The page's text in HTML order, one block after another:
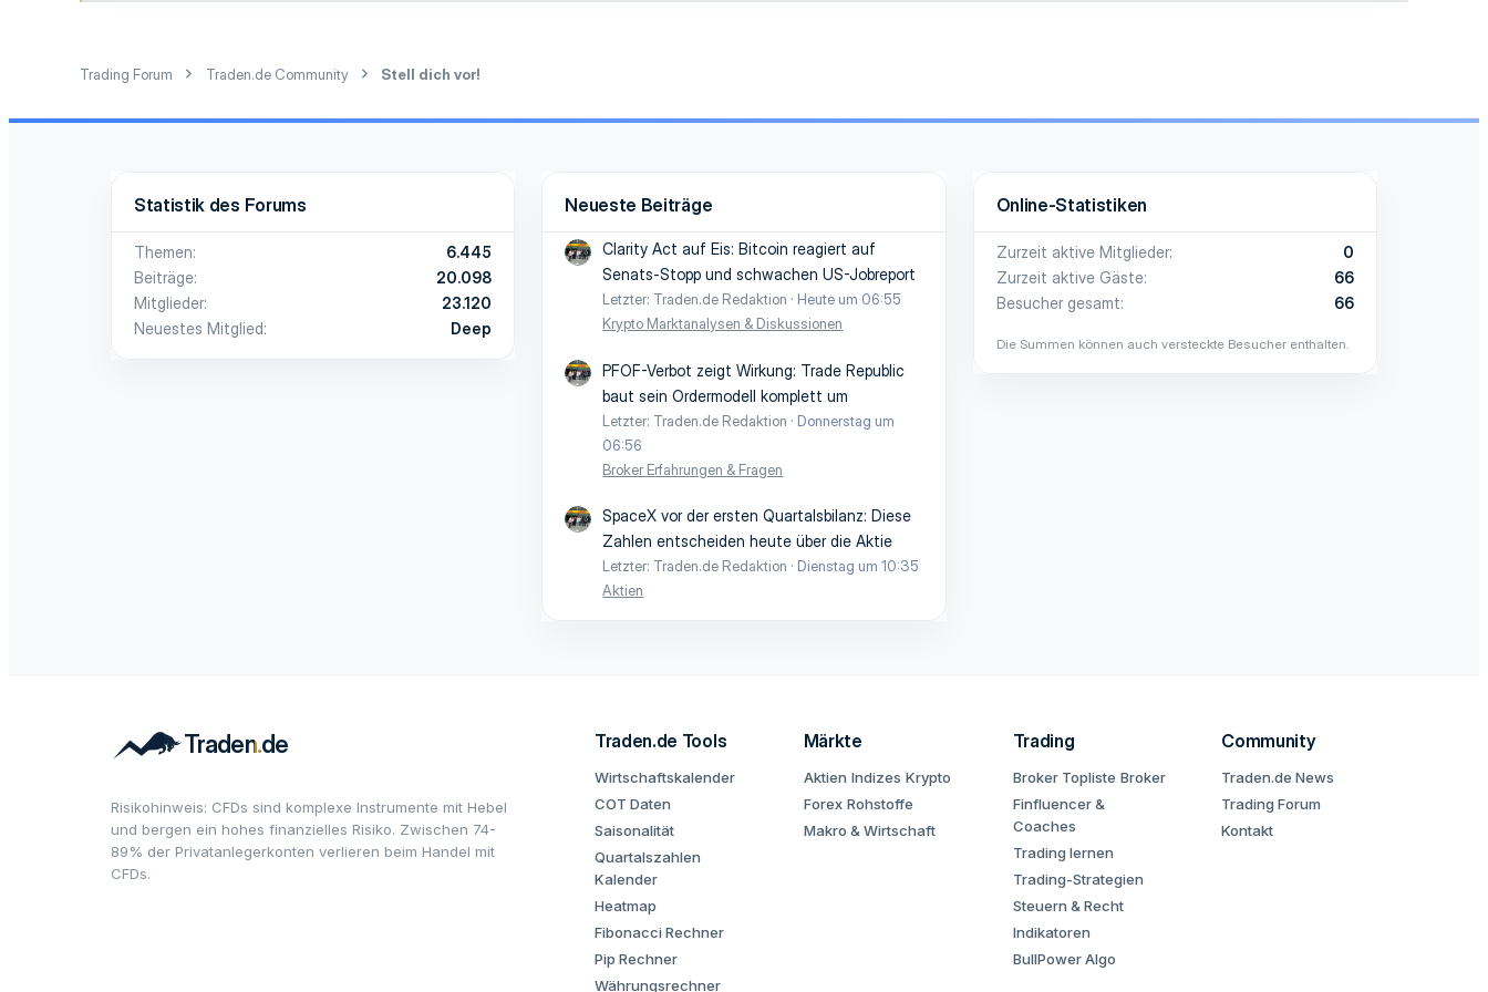
Trading Forum Traden.de Community Stell dich vor!
Statistik des Forums
Themen
6.445
Beiträge
20.098
Mitglieder
23.120
Neuestes Mitglied
Deep
Neueste Beiträge
Clarity Act auf Eis: Bitcoin reagiert auf
Senats-Stopp und schwachen US-Jobreport
Letzter: Traden.de Redaktion
Heute um 06:55
Krypto Marktanalysen & Diskussionen
PFOF-Verbot zeigt Wirkung: Trade Republic
baut sein Ordermodell komplett um
Letzter: Traden.de Redaktion
Donnerstag um
06:56
Broker Erfahrungen & Fragen
SpaceX vor der ersten Quartalsbilanz: Diese
Zahlen entscheiden heute über die Aktie
Letzter: Traden.de Redaktion
Dienstag um 10:35
Aktien
Online-Statistiken
Zurzeit aktive Mitglieder
0
Zurzeit aktive Gäste
66
Besucher gesamt
66
Die Summen können auch versteckte Besucher enthalten.
Risikohinweis: CFDs sind komplexe Instrumente mit Hebel
und bergen ein hohes finanzielles Risiko. Zwischen 74-
89% der Privatanlegerkonten verlieren beim Handel mit
CFDs.
Traden.de Tools
Wirtschaftskalender
COT Daten
Saisonalität
Quartalszahlen
Kalender
Heatmap
Fibonacci Rechner
Pip Rechner
Währungsrechner
Märkte
Aktien Indizes Krypto
Forex Rohstoffe
Makro & Wirtschaft
Trading
Broker Topliste Broker
Finfluencer &
Coaches
Trading lernen
Trading-Strategien
Steuern & Recht
Indikatoren
BullPower Algo
Community
Traden.de News
Trading Forum
Kontakt